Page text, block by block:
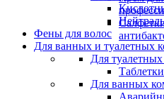
Фены для волос
Для ванных и туалетных
Для
Для ванных